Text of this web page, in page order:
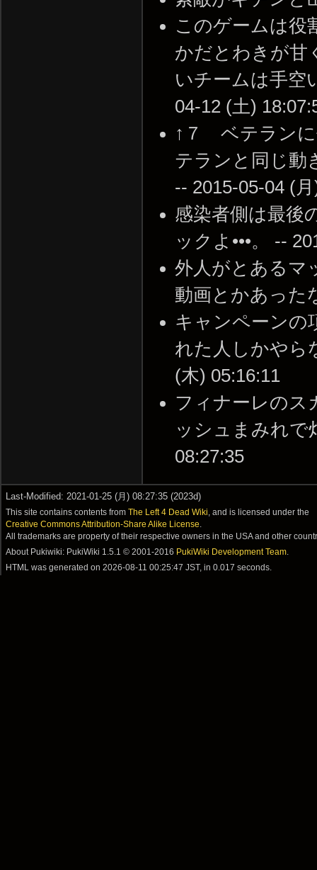
このゲームは役
かだとわきが甘
いチームは手空
04-12 (土)
↑７ ベテラン
テランと同じ動
-- 2015-05-04 (
感染者側は最後
ックよ•••。 --
外人がとあるマ
動画とかあった
キャンペーンの
れた人しかやら
(木) 05:16:11
フィナーレの
ッシュまみれで
08:27:35
Last-Modified: 2021-01-25 (月) 08:27:35 (2023d)
This site contains contents fromThe Left 4 Dead Wiki , and is licensed under the
Creative Commons Attribution-Share Alike License
All trademarks are property of their respective owners in the USA and other
About Pukiwiki: PukiWiki 1.5.1 © 2001-2016 PukiWiki Development Team
HTML was generated on2026-08-11 00:25:47 JST, in 0.017 seconds.